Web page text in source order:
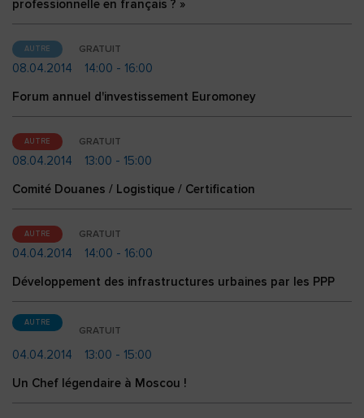
professionnelle en français ? »
AUTRE GRATUIT
08.04.2014
14:00 - 16:00
Forum annuel d'investissement Euromoney
AUTRE GRATUIT
08.04.2014
13:00 - 15:00
Comité Douanes / Logistique / Certification
AUTRE GRATUIT
04.04.2014
14:00 - 16:00
Développement des infrastructures urbaines par les PPP
AUTRE
GRATUIT
04.04.2014
13:00 - 15:00
Un Chef légendaire à Moscou !